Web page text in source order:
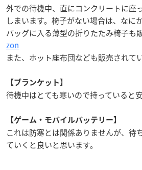
外での待機中、直にコンクリートに座
しまいます。椅子がない場合は、なに
バッグに入る薄型の折りたたみ椅子も
zon
また、ホット座布団なども販売されて
【ブランケット】
待機中はとても寒いので持っていると安
【ゲーム・モバイルバッテリー】
これは防寒とは関係ありませんが、待
ていくと良いと思います。